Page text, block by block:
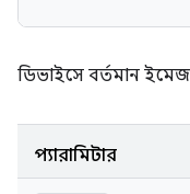
ডিভাইসে বর্তমান
প্যারামিটার